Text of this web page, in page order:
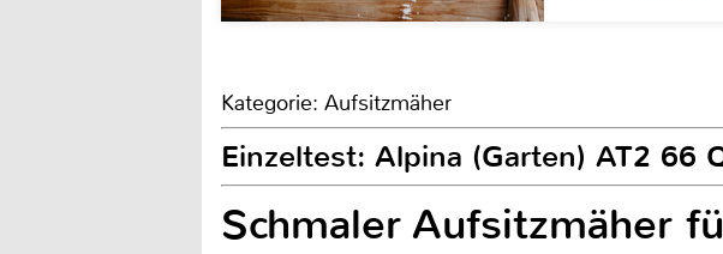
Kategorie: Aufsitzmäher
Einzeltest: Alpina (Garten) AT2 66
Schmaler Aufsitzmäher